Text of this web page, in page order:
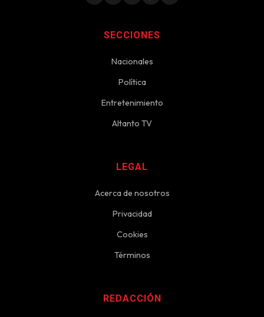
SECCIONES
Nacionales
Política
Entretenimiento
Altanto TV
LEGAL
Acerca de nosotros
Privacidad
Cookies
Términos
REDACCIÓN